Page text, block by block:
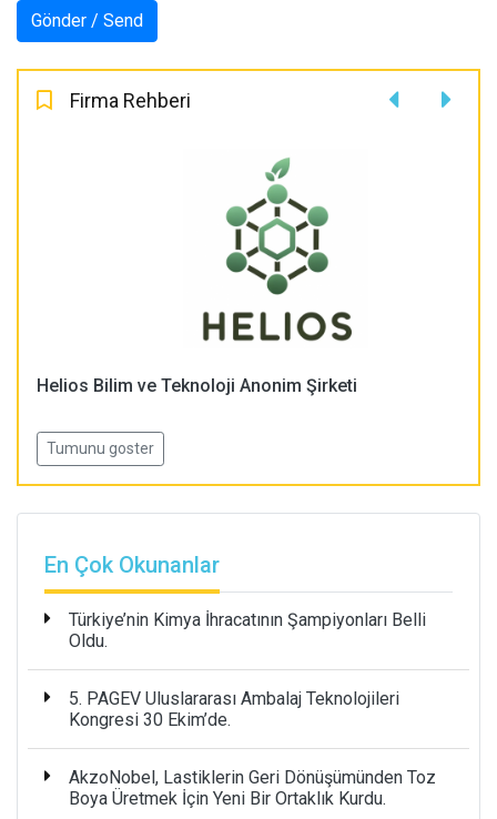
Firma Rehberi
Helios Bilim ve Teknoloji Anonim Şirketi
Tumunu goster
En Çok Okunanlar
Türkiye’nin Kimya İhracatının Şampiyonları Belli
Oldu.
5. PAGEV Uluslararası Ambalaj Teknolojileri
Kongresi 30 Ekim’de.
AkzoNobel, Lastiklerin Geri Dönüşümünden Toz
Boya Üretmek İçin Yeni Bir Ortaklık Kurdu.